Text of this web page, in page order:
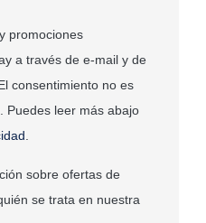
promociones
a través de e-mail y de
consentimiento no es
Puedes leer más abajo
sobre ofertas de
se trata en nuestra